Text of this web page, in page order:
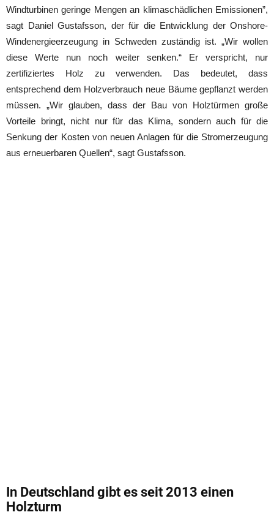
Windturbinen geringe Mengen an klimaschädlichen Emissionen”,
sagt Daniel Gustafsson, der für die Entwicklung der Onshore-
Windenergieerzeugung in Schweden zuständig ist. „Wir wollen
diese Werte nun noch weiter senken.“ Er verspricht, nur
zertifiziertes Holz zu verwenden. Das bedeutet, dass
entsprechend dem Holzverbrauch neue Bäume gepflanzt werden
müssen. „Wir glauben, dass der Bau von Holztürmen große
Vorteile bringt, nicht nur für das Klima, sondern auch für die
Senkung der Kosten von neuen Anlagen für die Stromerzeugung
aus erneuerbaren Quellen“, sagt Gustafsson.
In Deutschland gibt es seit 2013 einen
Holzturm